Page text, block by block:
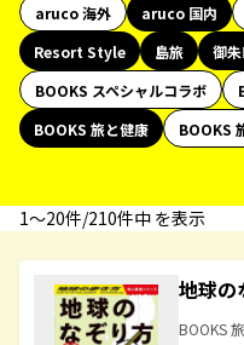
aruco 海外
aruco 国内
Resort Style
島旅 御
BOOKS スペシャルコラボ
BOOKS 旅と健康
BOOKS
1〜20件/210件中 を表示
地球
BOOKS